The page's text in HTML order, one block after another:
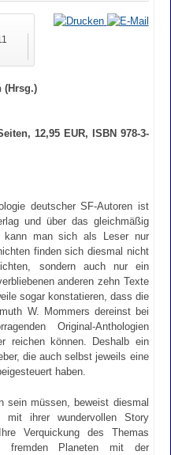
(Hrsg.)
12,95 EUR, ISBN 978-3-
deutscher SF-Autoren ist
und über das gleichmäßig
kann man sich als Leser nur
finden sich diesmal nicht
sondern auch nur ein
anderen zehn Texte
sogar konstatieren, dass die
W. Mommers dereinst bei
Original-Anthologien
reichen können. Deshalb ein
die auch selbst jeweils eine
haben.
sein müssen, beweist diesmal
ihrer wundervollen Story
Verquickung des Themas
fremden Planeten mit der